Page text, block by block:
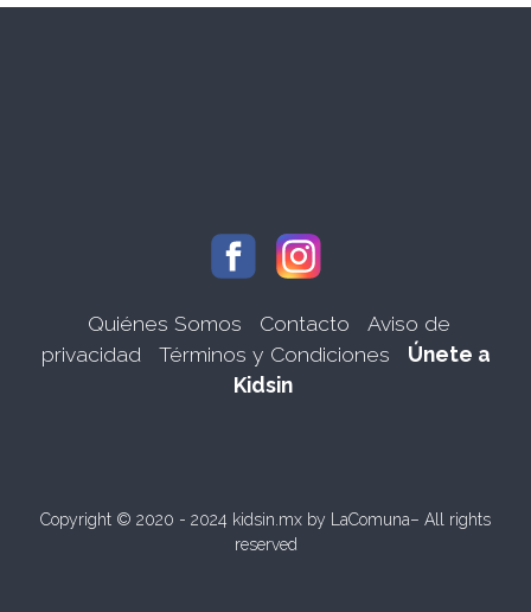
Quiénes Somos Contacto
Aviso de
privacidad
Términos y Condiciones
Únete a
Kidsin
Copyright © 2020 - 2024 kidsin.mx by LaComuna– All rights
reserved